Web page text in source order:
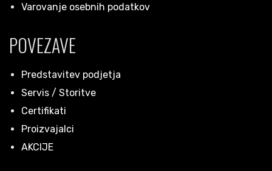
Varovanje osebnih podatkov
POVEZAVE
Predstavitev podjetja
Servis / Storitve
Certifikati
Proizvajalci
AKCIJE